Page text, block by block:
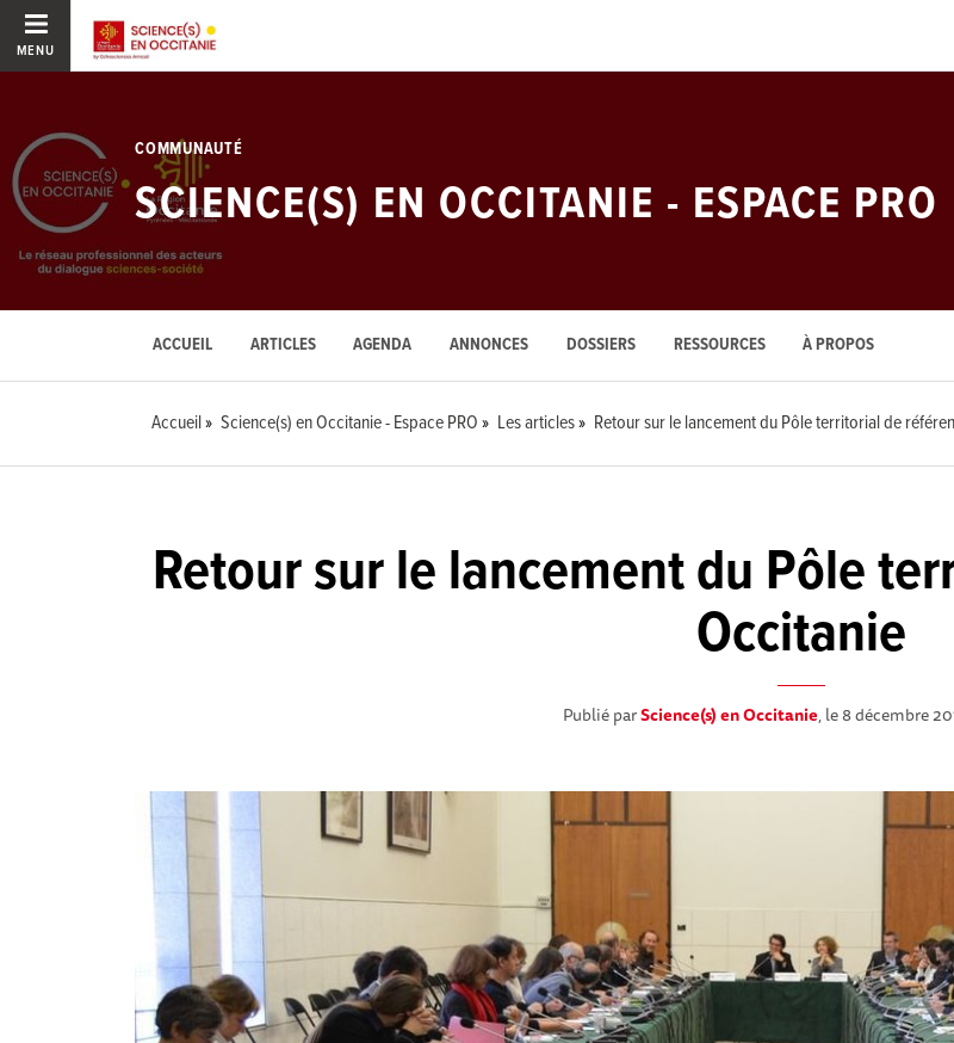
MENU
COMMUNAUTÉ
SCIENCE(S) EN OCCITANIE - ESPACE PRO
ACCUEIL ARTICLES AGENDA ANNONCES DOSSIERS RESSOURCES À PROPOS
Accueil Science(s) en Occitanie - Espace PRO Les articles Retour sur le lancement du Pôle territorial de
Retour sur le lancement du Pôle
Occitanie
Publié parScience(s) en Occitanie, le 8 décembre